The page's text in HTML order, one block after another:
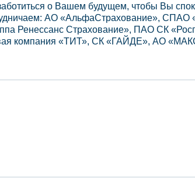
о Вашем будущем, чтобы Вы
AO «АльфаСтрахование»,
Ренессанс Страхование», ПАО СК
компания «ТИТ», СК «ГАЙДЕ», АО